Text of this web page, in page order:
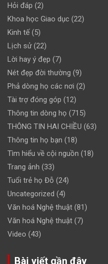
Hỏi đáp (2)
Khoa học Giao dục (22)
Kinh tế(5)
Lịch sử(22)
Lời hay ý đẹp (7)
Nét đẹp đời thường (9)
Phả dòng họ các nơi (2)
Tài trợ đóng góp (12)
Thông tin dòng họ (715)
THÔNG TIN HAI CHIỀU (63)
Thông tin họ bạn (18)
Tìm hiểu về cội nguồn (18)
Trang ảnh (33)
Tuổi trẻ họ Đỗ (24)
Uncategorized (4)
Văn hoá Nghệ thuật (81)
Văn hoá Nghệ thuật (7)
Video (43)
Bài viết gần đây